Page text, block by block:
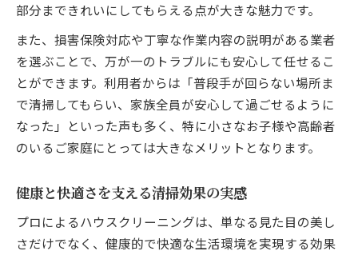
部分まできれいにしてもらえる点が大きな魅力です。
また、損害保険対応や丁寧な作業内容の説明がある業者
を選ぶことで、万が一のトラブルにも安心して任せるこ
とができます。利用者からは「普段手が回らない場所ま
で清掃してもらい、家族全員が安心して過ごせるように
なった」といった声も多く、特に小さなお子様や高齢者
のいるご家庭にとっては大きなメリットとなります。
健康と快適さを支える清掃効果の実感
プロによるハウスクリーニングは、単なる見た目の美し
さだけでなく、健康的で快適な生活環境を実現する効果